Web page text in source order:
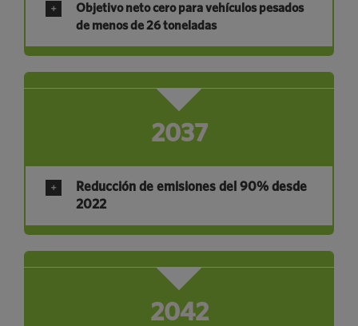
Objetivo neto cero para vehículos pesados
de menos de 26 toneladas
2037
Reducción de emisiones del 90% desde
2022
2042